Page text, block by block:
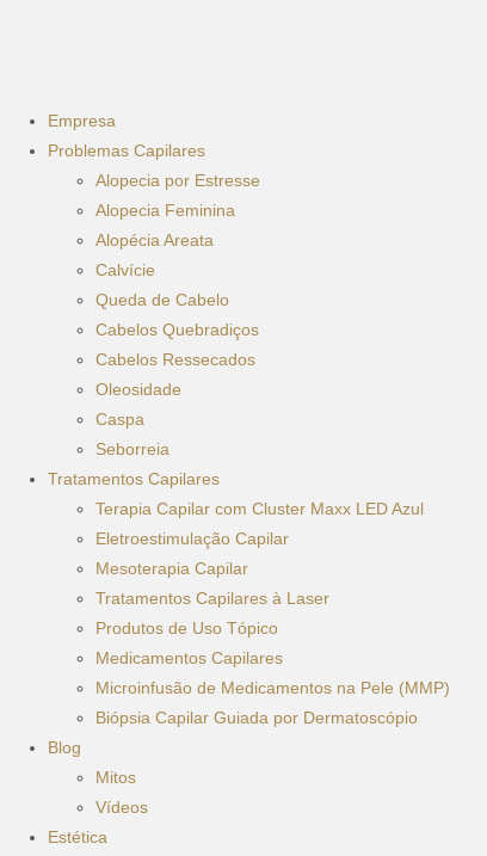
Empresa
Problemas Capilares
Alopecia por Estresse
Alopecia Feminina
Alopécia Areata
Calvície
Queda de Cabelo
Cabelos Quebradiços
Cabelos Ressecados
Oleosidade
Caspa
Seborreia
Tratamentos Capilares
Terapia Capilar com Cluster Maxx LED Azul
Eletroestimulação Capilar
Mesoterapia Capilar
Tratamentos Capilares à Laser
Produtos de Uso Tópico
Medicamentos Capilares
Microinfusão de Medicamentos na Pele (MMP)
Biópsia Capilar Guiada por Dermatoscópio
Blog
Mitos
Vídeos
Estética